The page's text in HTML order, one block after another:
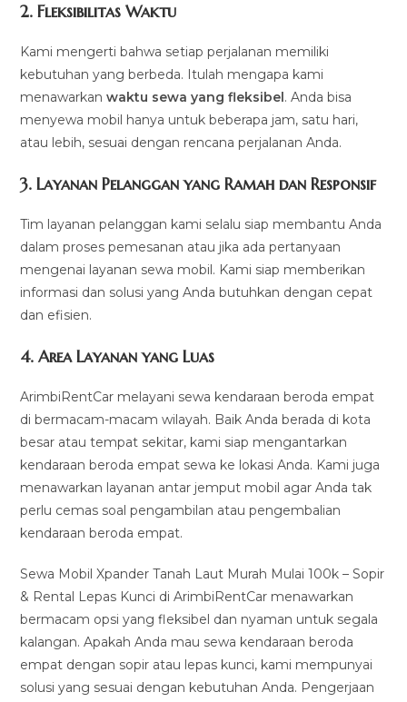
2.Fleksibilitas Waktu
Kami mengerti bahwa setiap perjalanan memiliki
kebutuhan yang berbeda. Itulah mengapa kami
menawarkanwaktu sewa yang fleksibel. Anda bisa
menyewa mobil hanya untuk beberapa jam, satu hari,
atau lebih, sesuai dengan rencana perjalanan Anda.
3.Layanan Pelanggan yang Ramah dan Responsif
Tim layanan pelanggan kami selalu siap membantu Anda
dalam proses pemesanan atau jika ada pertanyaan
mengenai layanan sewa mobil. Kami siap memberikan
informasi dan solusi yang Anda butuhkan dengan cepat
dan efisien.
4.Area Layanan yang Luas
ArimbiRentCar melayani sewa kendaraan beroda empat
di bermacam-macam wilayah. Baik Anda berada di kota
besar atau tempat sekitar, kami siap mengantarkan
kendaraan beroda empat sewa ke lokasi Anda. Kami juga
menawarkan layanan antar jemput mobil agar Anda tak
perlu cemas soal pengambilan atau pengembalian
kendaraan beroda empat.
Sewa Mobil Xpander Tanah Laut Murah Mulai 100k – Sopir
& Rental Lepas Kunci di ArimbiRentCar menawarkan
bermacam opsi yang fleksibel dan nyaman untuk segala
kalangan. Apakah Anda mau sewa kendaraan beroda
empat dengan sopir atau lepas kunci, kami mempunyai
solusi yang sesuai dengan kebutuhan Anda. Pengerjaan